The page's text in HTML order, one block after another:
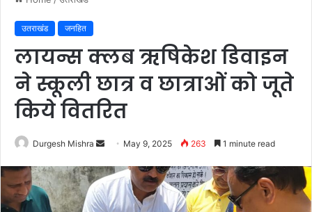
उतराखंड जनहित
लायन्स क्लब ऋषिकेश डिवाइन
ने स्कूली छात्र व छात्राओं को जूते
किये वितरित
Durgesh Mishra
Send
email
May 9, 2025 263 1 minute read